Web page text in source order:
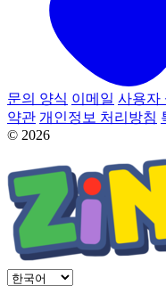
문의 양식 이메일 사용자
약관 개인정보 처리방침
© 2026